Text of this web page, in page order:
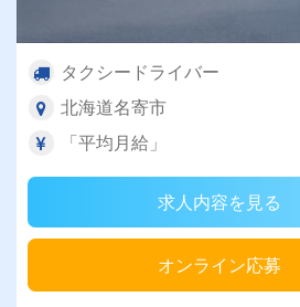
タクシードライバー
北海道名寄市
「平均月給」
求人内容を見る
オンライン応募